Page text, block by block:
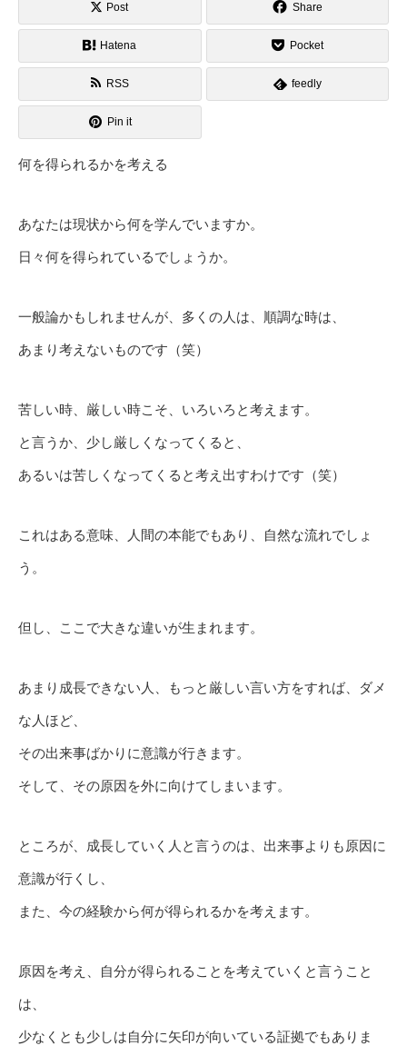
Post Share
Hatena Pocket
RSS feedly
Pin it
何を得られるかを考える
あなたは現状から何を学んでいますか。
日々何を得られているでしょうか。
一般論かもしれませんが、多くの人は、順調な時は、
あまり考えないものです（笑）
苦しい時、厳しい時こそ、いろいろと考えます。
と言うか、少し厳しくなってくると、
あるいは苦しくなってくると考え出すわけです（笑）
これはある意味、人間の本能でもあり、自然な流れでしょ
う。
但し、ここで大きな違いが生まれます。
あまり成長できない人、もっと厳しい言い方をすれば、ダメ
な人ほど、
その出来事ばかりに意識が行きます。
そして、その原因を外に向けてしまいます。
ところが、成長していく人と言うのは、出来事よりも原因に
意識が行くし、
また、今の経験から何が得られるかを考えます。
原因を考え、自分が得られることを考えていくと言うこと
は、
少なくとも少しは自分に矢印が向いている証拠でもありま